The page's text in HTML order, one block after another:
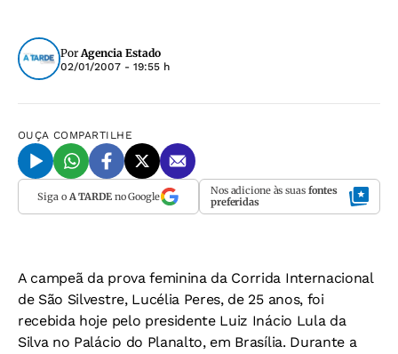
PorAgencia Estado
02/01/2007 - 19:55 h
OUÇA COMPARTILHE
Siga o A TARDEno Google Nos adicione às suas fontes
preferidas
A campeã da prova feminina da Corrida Internacional
de São Silvestre, Lucélia Peres, de 25 anos, foi
recebida hoje pelo presidente Luiz Inácio Lula da
Silva no Palácio do Planalto, em Brasília. Durante a